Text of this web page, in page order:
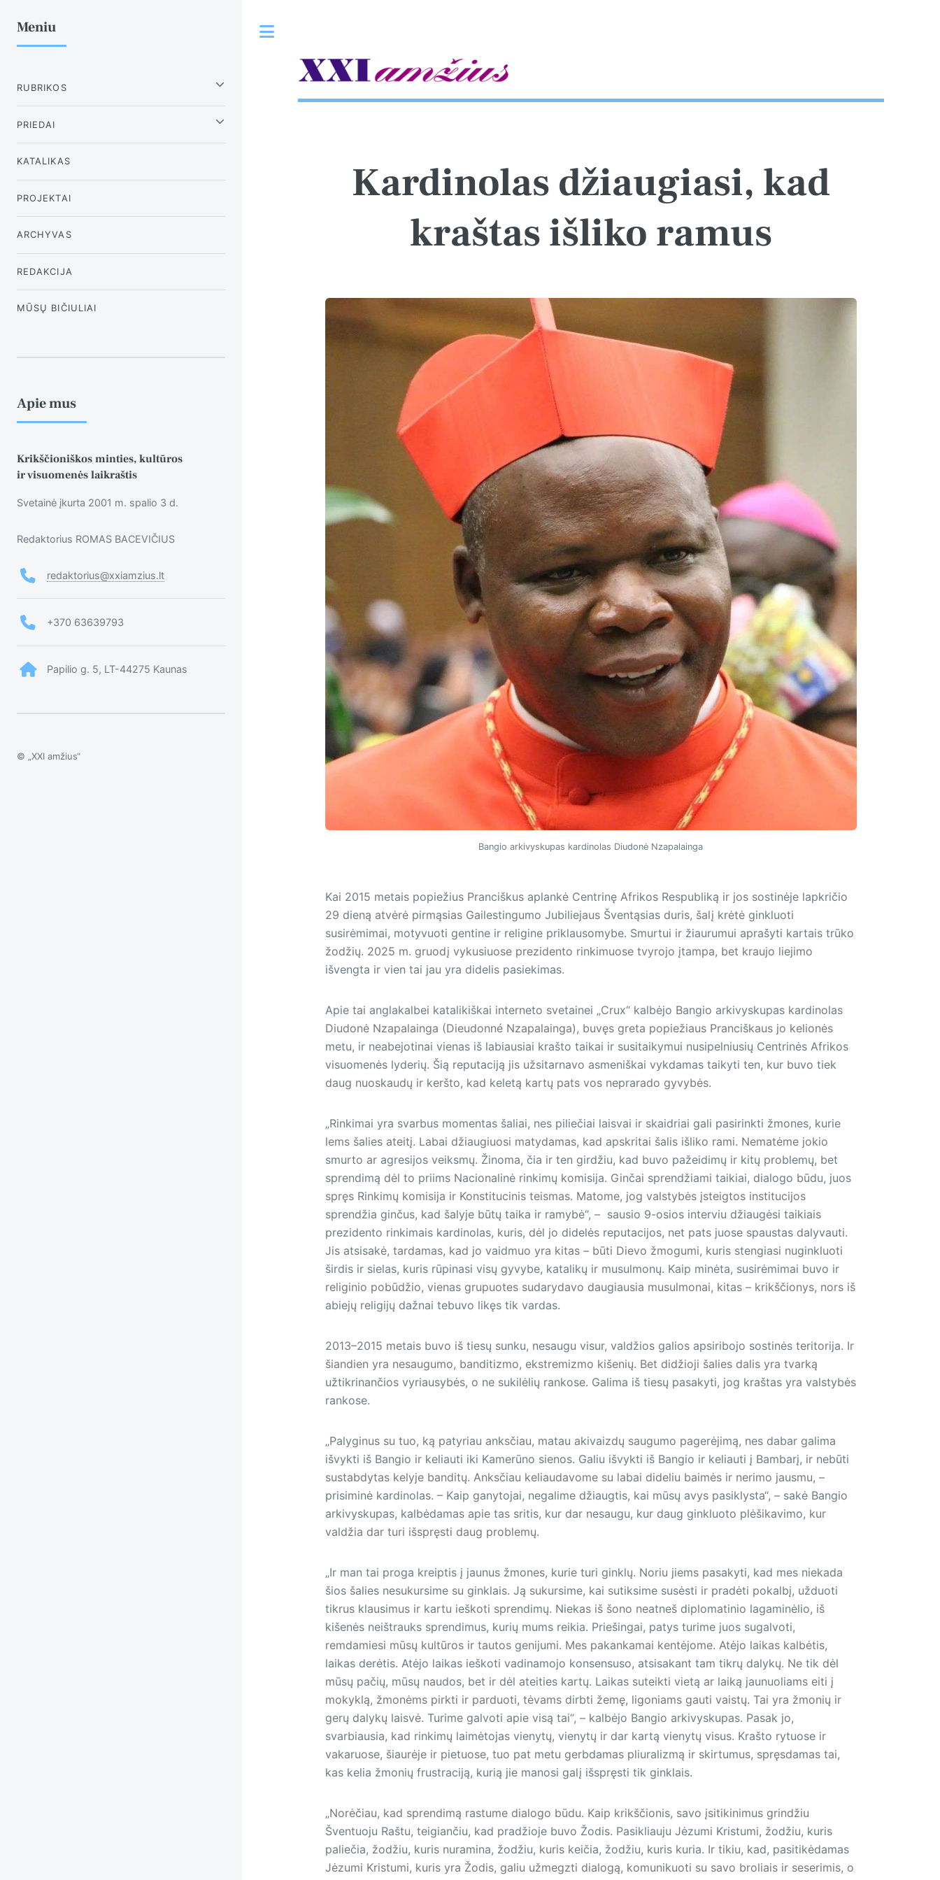
Kardinolas džiaugiasi, kad
kraštas išliko ramus
Bangio arkivyskupas kardinolas Diudonė Nzapalainga
Kai 2015 metais popiežius Pranciškus aplankė Centrinę Afrikos Respubliką ir jos sostinėje lapkričio
29 dieną atvėrė pirmąsias Gailestingumo Jubiliejaus Šventąsias duris, šalį krėtė ginkluoti
susirėmimai, motyvuoti gentine ir religine priklausomybe. Smurtui ir žiaurumui aprašyti kartais trūko
žodžių. 2025 m. gruodį vykusiuose prezidento rinkimuose tvyrojo įtampa, bet kraujo liejimo
išvengta ir vien tai jau yra didelis pasiekimas.
Apie tai anglakalbei katalikiškai interneto svetainei „Crux“ kalbėjo Bangio arkivyskupas kardinolas
Diudonė Nzapalainga (Dieudonné Nzapalainga), buvęs greta popiežiaus Pranciškaus jo kelionės
metu, ir neabejotinai vienas iš labiausiai krašto taikai ir susitaikymui nusipelniusių Centrinės Afrikos
visuomenės lyderių. Šią reputaciją jis užsitarnavo asmeniškai vykdamas taikyti ten, kur buvo tiek
daug nuoskaudų ir keršto, kad keletą kartų pats vos neprarado gyvybės.
„Rinkimai yra svarbus momentas šaliai, nes piliečiai laisvai ir skaidriai gali pasirinkti žmones, kurie
lems šalies ateitį. Labai džiaugiuosi matydamas, kad apskritai šalis išliko rami. Nematėme jokio
smurto ar agresijos veiksmų. Žinoma, čia ir ten girdžiu, kad buvo pažeidimų ir kitų problemų, bet
sprendimą dėl to priims Nacionalinė rinkimų komisija. Ginčai sprendžiami taikiai, dialogo būdu, juos
spręs Rinkimų komisija ir Konstitucinis teismas. Matome, jog valstybės įsteigtos institucijos
sprendžia ginčus, kad šalyje būtų taika ir ramybė“, – sausio 9-osios interviu džiaugėsi taikiais
prezidento rinkimais kardinolas, kuris, dėl jo didelės reputacijos, net pats juose spaustas dalyvauti.
Jis atsisakė, tardamas, kad jo vaidmuo yra kitas – būti Dievo žmogumi, kuris stengiasi nuginkluoti
širdis ir sielas, kuris rūpinasi visų gyvybe, katalikų ir musulmonų. Kaip minėta, susirėmimai buvo ir
religinio pobūdžio, vienas grupuotes sudarydavo daugiausia musulmonai, kitas – krikščionys, nors iš
abiejų religijų dažnai tebuvo likęs tik vardas.
2013–2015 metais buvo iš tiesų sunku, nesaugu visur, valdžios galios apsiribojo sostinės teritorija. Ir
šiandien yra nesaugumo, banditizmo, ekstremizmo kišenių. Bet didžioji šalies dalis yra tvarką
užtikrinančios vyriausybės, o ne sukilėlių rankose. Galima iš tiesų pasakyti, jog kraštas yra valstybės
rankose.
„Palyginus su tuo, ką patyriau anksčiau, matau akivaizdų saugumo pagerėjimą, nes dabar galima
išvykti iš Bangio ir keliauti iki Kamerūno sienos. Galiu išvykti iš Bangio ir keliauti į Bambarį, ir nebūti
sustabdytas kelyje banditų. Anksčiau keliaudavome su labai dideliu baimės ir nerimo jausmu, –
prisiminė kardinolas. – Kaip ganytojai, negalime džiaugtis, kai mūsų avys pasiklysta“, – sakė Bangio
arkivyskupas, kalbėdamas apie tas sritis, kur dar nesaugu, kur daug ginkluoto plėšikavimo, kur
valdžia dar turi išspręsti daug problemų.
„Ir man tai proga kreiptis į jaunus žmones, kurie turi ginklų. Noriu jiems pasakyti, kad mes niekada
šios šalies nesukursime su gink­lais. Ją sukursime, kai sutiksime susėsti ir pradėti pokalbį, užduoti
tikrus klausimus ir kartu ieškoti sprendimų. Niekas iš šono neatneš diplomatinio lagaminėlio, iš
kišenės neištrauks sprendimus, kurių mums reikia. Priešingai, patys turime juos sugalvoti,
remdamiesi mūsų kultūros ir tautos genijumi. Mes pakankamai kentėjome. Atėjo laikas kalbėtis,
laikas derėtis. Atėjo laikas ieškoti vadinamojo konsensuso, atsisakant tam tikrų dalykų. Ne tik dėl
mūsų pačių, mūsų naudos, bet ir dėl ateities kartų. Laikas suteikti vietą ar laiką jaunuoliams eiti į
mokyklą, žmonėms pirkti ir parduoti, tėvams dirbti žemę, ligoniams gauti vaistų. Tai yra žmonių ir
gerų dalykų laisvė. Turime galvoti apie visą tai“, – kalbėjo Bangio arkivyskupas. Pasak jo,
svarbiausia, kad rinkimų laimėtojas vienytų, vienytų ir dar kartą vienytų visus. Krašto rytuose ir
vakaruose, šiaurėje ir pietuose, tuo pat metu gerbdamas pliuralizmą ir skirtumus, spręsdamas tai,
kas kelia žmonių frustraciją, kurią jie manosi galį išspręsti tik ginklais.
„Norėčiau, kad sprendimą rastume dialogo būdu. Kaip krikščionis, savo įsitikinimus grindžiu
Šventuoju Raštu, teigiančiu, kad pradžioje buvo Žodis. Pasikliauju Jėzumi Kristumi, žodžiu, kuris
paliečia, žodžiu, kuris nuramina, žodžiu, kuris keičia, žodžiu, kuris kuria. Ir tikiu, kad, pasitikėdamas
Jėzumi Kristumi, kuris yra Žodis, galiu užmegzti dialogą, komunikuoti su savo broliais ir seserimis, o
Meniu
RUBRIKOS
PRIEDAI
KATALIKAS
PROJEKTAI
ARCHYVAS
REDAKCIJA
MŪSŲ BIČIULIAI
Apie mus
Krikščioniškos minties, kultūros
ir visuomenės laikraštis
Svetainė įkurta 2001 m. spalio 3 d.
Redaktorius ROMAS BACEVIČIUS
redaktorius@xxiamzius.lt
+370 63639793
Papilio g. 5, LT-44275 Kaunas
© „XXI amžius“